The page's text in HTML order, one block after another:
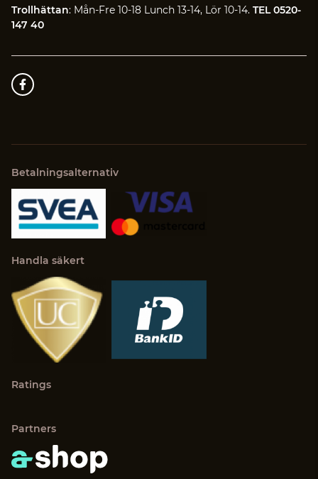
Trollhättan: Mån-Fre 10-18 Lunch 13-14, Lör 10-14. TEL 0520-
147 40
Betalningsalternativ
Handla säkert
Ratings
Partners